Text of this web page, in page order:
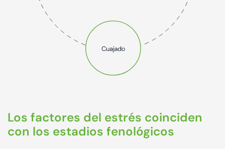
Los factores del estrés coinciden
con los estadios fenológicos